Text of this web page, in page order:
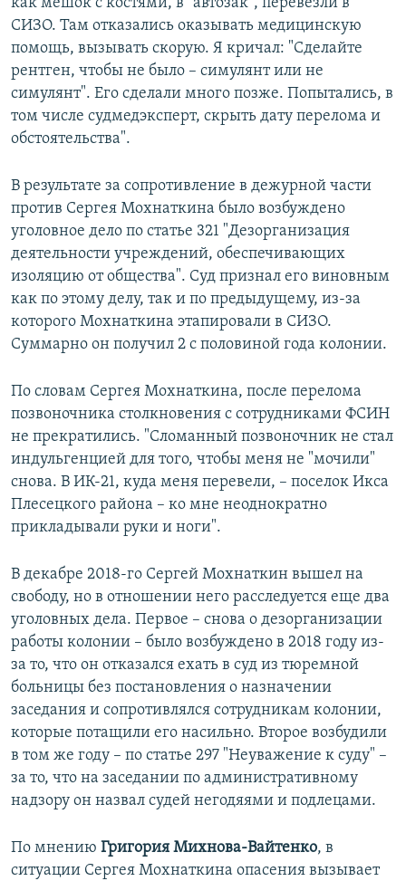
как мешок с костями, в "автозак", перевезли в
СИЗО. Там отказались оказывать медицинскую
помощь, вызывать скорую. Я кричал: "Сделайте
рентген, чтобы не было – симулянт или не
симулянт". Его сделали много позже. Попытались, в
том числе судмедэксперт, скрыть дату перелома и
обстоятельства".
В результате за сопротивление в дежурной части
против Сергея Мохнаткина было возбуждено
уголовное дело по статье 321 "Дезорганизация
деятельности учреждений, обеспечивающих
изоляцию от общества". Суд признал его виновным
как по этому делу, так и по предыдущему, из-за
которого Мохнаткина этапировали в СИЗО.
Суммарно он получил 2 с половиной года колонии.
По словам Сергея Мохнаткина, после перелома
позвоночника столкновения с сотрудниками ФСИН
не прекратились. "Сломанный позвоночник не стал
индульгенцией для того, чтобы меня не "мочили"
снова. В ИК-21, куда меня перевели, – поселок Икса
Плесецкого района – ко мне неоднократно
прикладывали руки и ноги".
В декабре 2018-го Сергей Мохнаткин вышел на
свободу, но в отношении него расследуется еще два
уголовных дела. Первое – снова о дезорганизации
работы колонии – было возбуждено в 2018 году из-
за то, что он отказался ехать в суд из тюремной
больницы без постановления о назначении
заседания и сопротивлялся сотрудникам колонии,
которые потащили его насильно. Второе возбудили
в том же году – по статье 297 "Неуважение к суду" –
за то, что на заседании по административному
надзору он назвал судей негодяями и подлецами.
По мнению Григория Михнова-Вайтенко, в
ситуации Сергея Мохнаткина опасения вызывает